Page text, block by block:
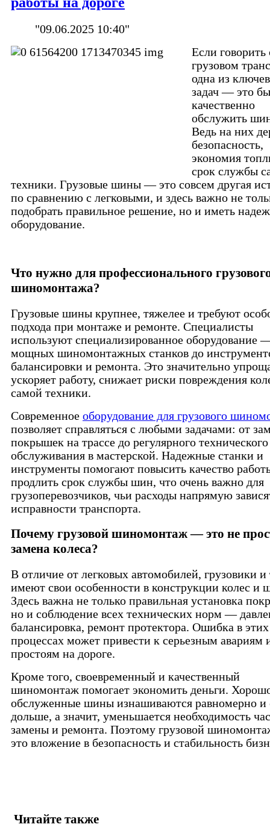
"09.06.2025 10:40"
Если говорить
грузовом
одна из
задач — это
качественно
обслужить
Ведь на них
безопасность,
экономия
срок службы
техники. Грузовые шины — это совсем другая
по сравнению с легковыми, и здесь важно не
подобрать правильное решение, но и иметь
оборудование.
Что нужно для профессионального
шиномонтажа?
Грузовые шины крупнее, тяжелее и требуют
подхода при монтаже и ремонте. Специалисты
используют специализированное оборудование
мощных шиномонтажных станков до
балансировки и ремонта. Это значительно
ускоряет работу, снижает риски повреждения
самой техники.
Современное оборудование для грузового
позволяет справляться с любыми задачами: от
покрышек на трассе до регулярного технического
обслуживания в мастерской. Надежные станки и
инструменты помогают повысить качество
продлить срок службы шин, что очень важно для
грузоперевозчиков, чьи расходы напрямую
исправности транспорта.
Почему грузовой шиномонтаж — это не
замена колеса?
В отличие от легковых автомобилей, грузовики и
имеют свои особенности в конструкции колес и
Здесь важна не только правильная установка
но и соблюдение всех технических норм —
балансировка, ремонт протектора. Ошибка в этих
процессах может привести к серьезным авариям
простоям на дороге.
Кроме того, своевременный и качественный
шиномонтаж помогает экономить деньги.
обслуженные шины изнашиваются равномерно и
дольше, а значит, уменьшается необходимость
замены и ремонта. Поэтому грузовой
это вложение в безопасность и стабильность
Читайте также